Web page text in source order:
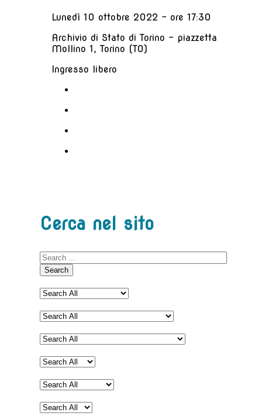
Lunedì 10 ottobre 2022 - ore 17:30
Archivio di Stato di Torino - piazzetta
Mollino 1, Torino (TO)
Ingresso libero
Cerca nel sito
Search